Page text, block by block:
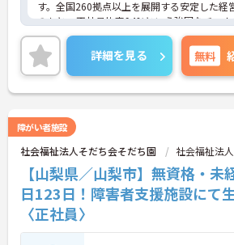
ムの支援を受けながら業務に取り組めます
す。全国260拠点以上を展開する安定した経
のもと、正社員比率94%という強固なチー
構築しています。介護福祉士資格手当や年2
面談など、専門資格と成果が収入に直結する
が整っています。夜勤なしの完全週休2日制
定）を採用し、日々の記録業務はスマート
完結するため、施設勤務特有の不規則なシ
定期的な面談で不安を解消できるフォロー
り、介護福祉士としてサ責や管理者への着実
リアアップを目指す有資格者の方に推奨で
です。
★おすすめPOINT★
【夜勤なし・曜日固定の休日で、身体への負
えた働き方が実現できます】
詳細を見る 無料
障がい者施設
社会福祉法人そだち会そだち園 社会福祉法
【山梨県／山梨市】無資格・
日123日！障害者支援施設にて
〈正社員〉